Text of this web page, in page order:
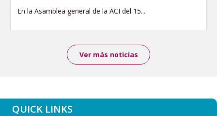
En la Asamblea general de la ACI del 15...
Ver más noticias
QUICK LINKS